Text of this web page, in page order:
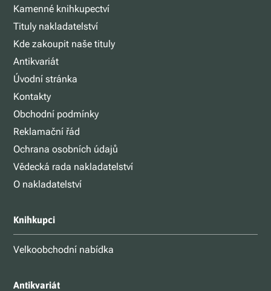
Kamenné knihkupectví
Tituly nakladatelství
Kde zakoupit naše tituly
Antikvariát
Úvodní stránka
Kontakty
Obchodní podmínky
Reklamační řád
Ochrana osobních údajů
Vědecká rada nakladatelství
O nakladatelství
Knihkupci
Velkoobchodní nabídka
Antikvariát